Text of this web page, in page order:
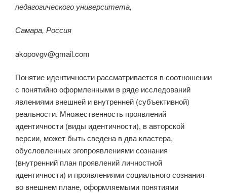
педагогического университета,
Самара, Россия
akopovgv@gmail.com
Понятие идентичности рассматривается в соотношении
с понятийно оформленными в ряде исследований
явлениями внешней и внутренней (субъективной)
реальности. Множественность проявлений
идентичности (виды идентичности), в авторской
версии, может быть сведена в два кластера,
обусловленных эгопроявлениями сознания
(внутренний план проявлений личностной
идентичности) и проявлениями социального сознания
во внешнем плане, оформляемыми понятиями